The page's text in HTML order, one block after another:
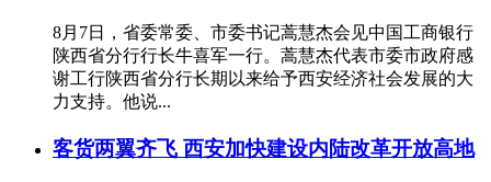
8月7日，省委常委、市委书记蒿慧杰会见中国工商银行
陕西省分行行长牛喜军一行。蒿慧杰代表市委市政府感
谢工行陕西省分行长期以来给予西安经济社会发展的大
力支持。他说...
客货两翼齐飞 西安加快建设内陆改革开放高地